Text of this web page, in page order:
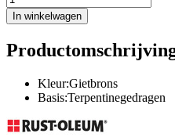
In winkelwagen
Kleur:Gietbrons
Basis:Terpentinegedragen